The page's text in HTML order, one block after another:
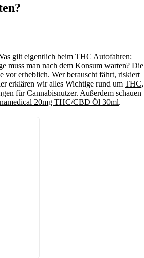
gilt eigentlich beim THC Autofahren:
muss man nach dem Konsum warten? Die
vor erheblich. Wer berauscht fährt, riskiert
erklären wir alles Wichtige rund um THC,
für Cannabisnutzer. Außerdem schauen
20mg THC/CBD Öl 30ml.